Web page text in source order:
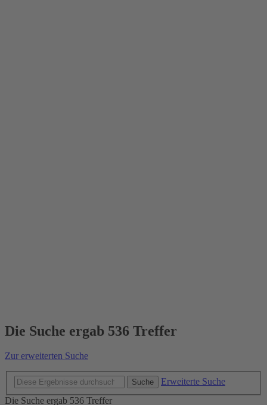
Die Suche ergab 536 Treffer
Zur erweiterten Suche
Suche
Erweiterte Suche
Die Suche ergab 536 Treffer